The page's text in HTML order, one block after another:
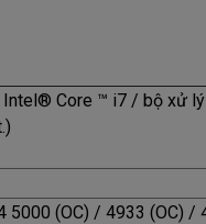
Core ™ i7 / bộ xử
(OC) / 4933 (OC)